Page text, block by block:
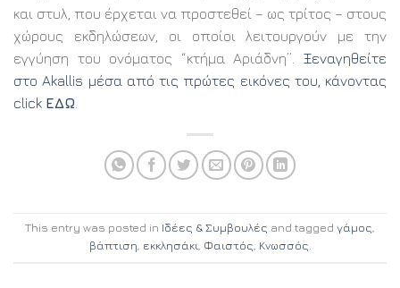
και στυλ, που έρχεται να προστεθεί – ως τρίτος – στους
χώρους εκδηλώσεων, οι οποίοι λειτουργούν με την
εγγύηση του ονόματος “κτήμα Αριάδνη”. Ξεναγηθείτε
στο Akallis μέσα από τις πρώτες εικόνες του, κάνοντας
click ΕΔΩ
This entry was posted in Ιδέες & Συμβουλές and tagged γάμος,
βάπτιση, εκκλησάκι, Φαιστός, Κνωσσός.